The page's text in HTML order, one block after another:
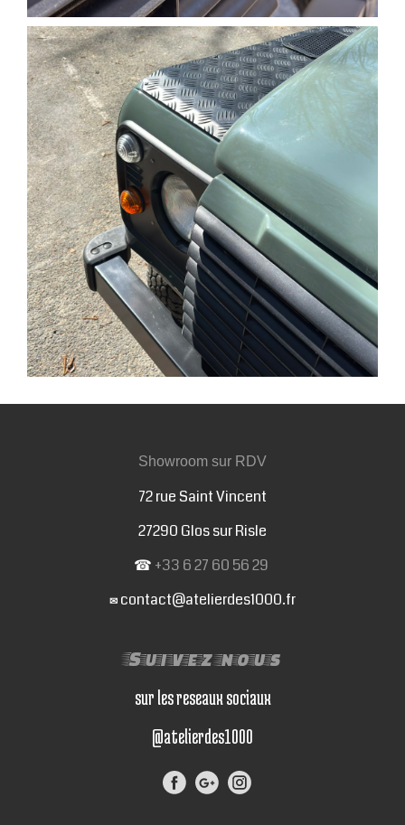
Showroom sur RDV
72 rue Saint Vincent
27290 Glos sur Risle
☎ +33 6 27 60 56 29
✉ contact@atelierdes1000.fr
Suivez nous
sur les reseaux sociaux
@atelierdes1000